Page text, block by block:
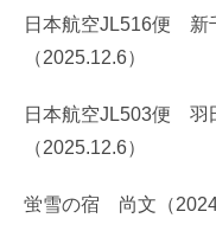
日本航空JL516便 新
（2025.12.6）
日本航空JL503便 羽
（2025.12.6）
蛍雪の宿 尚文（